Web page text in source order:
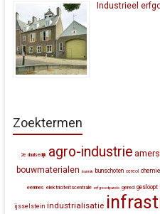
Industrieel
Zoektermen
2e daalsedijk agro-industrie
bouwmaterialen bunnik bunschoten cereol chemie
eemnes elektriciteitscentrale erfgoedparels gered gesloopt
ijsselstein industrialisatie